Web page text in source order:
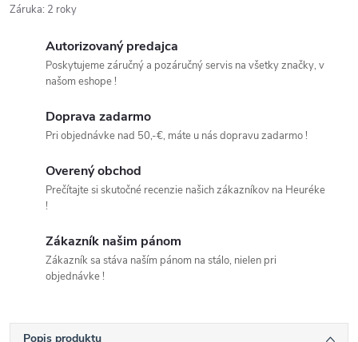
Záruka: 2 roky
Autorizovaný predajca
Poskytujeme záručný a pozáručný servis na všetky značky, v
našom eshope !
Doprava zadarmo
Pri objednávke nad 50,-€, máte u nás dopravu zadarmo !
Overený obchod
Prečítajte si skutočné recenzie našich zákazníkov na Heuréke
!
Zákazník našim pánom
Zákazník sa stáva naším pánom na stálo, nielen pri
objednávke !
Popis produktu